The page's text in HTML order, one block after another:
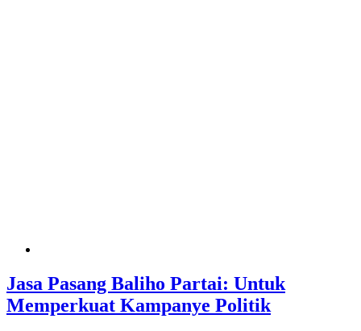
Jasa Pasang Baliho Partai: Untuk
Memperkuat Kampanye Politik